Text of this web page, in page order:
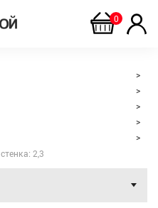
0
2,3